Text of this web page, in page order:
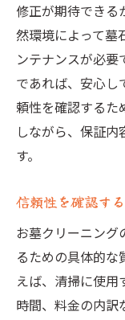
修正が期待できる
然環境によって墓
ンテナンスが必要
であれば、安心し
頼性を確認するた
しながら、保証
す。
信頼性を確認す
お墓クリーニング
るための具体的な
えば、清掃に使用
時間、料金の内訳